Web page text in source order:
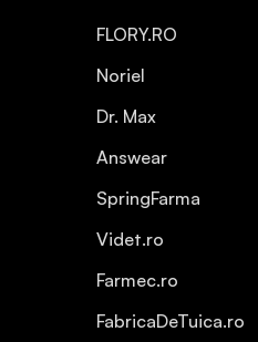
FLORY.RO
Noriel
Dr. Max
Answear
SpringFarma
Videt.ro
Farmec.ro
FabricaDeTuica.ro